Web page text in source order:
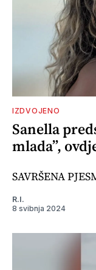
IZDVOJENO
Sanella
mlada”,
SAVRŠENA
R.I.
8 svibnja 2024